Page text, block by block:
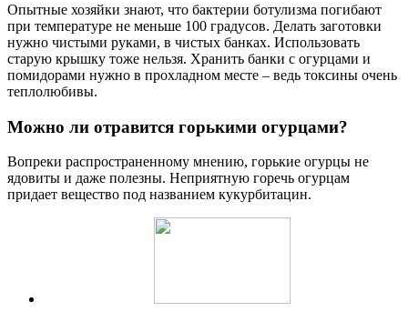
Опытные хозяйки знают, что бактерии ботулизма погибают
при температуре не меньше 100 градусов. Делать заготовки
нужно чистыми руками, в чистых банках. Использовать
старую крышку тоже нельзя. Хранить банки с огурцами и
помидорами нужно в прохладном месте – ведь токсины очень
теплолюбивы.
Можно ли отравится горькими огурцами?
Вопреки распространенному мнению, горькие огурцы не
ядовиты и даже полезны. Неприятную горечь огурцам
придает вещество под названием кукурбитацин.